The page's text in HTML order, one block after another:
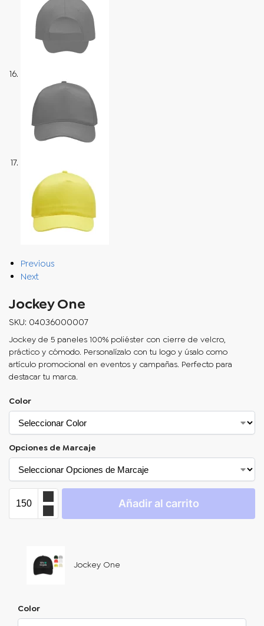
Previous
Next
Jockey One
SKU: 04036000007
Jockey de 5 paneles 100% poliéster con cierre de velcro,
práctico y cómodo. Personalízalo con tu logo y úsalo como
artículo promocional en eventos y campañas. Perfecto para
destacar tu marca.
Color
Opciones de Marcaje
Añadir al carrito
Jockey One
Color